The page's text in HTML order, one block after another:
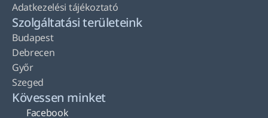
Adatkezelési tájékoztató
Szolgáltatási területeink
Budapest
Debrecen
Győr
Szeged
Kövessen minket
Facebook